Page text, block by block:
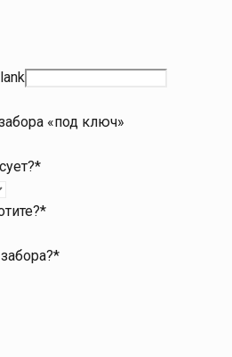
«под ключ»
*
*
*